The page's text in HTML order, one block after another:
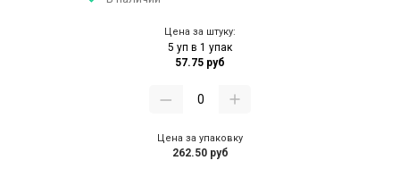
Цена за штуку:
5 уп в 1 упак
57.75 руб
Цена за упаковку
262.50 руб